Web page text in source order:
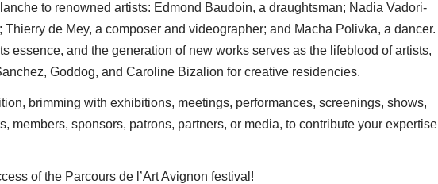
to renowned artists: Edmond Baudoin, a draughtsman; Nadia Vadori-
de Mey, a composer and videographer; and Macha Polivka, a dancer.
essence, and the generation of new works serves as the lifeblood of artists,
Goddog, and Caroline Bizalion for creative residencies.
brimming with exhibitions, meetings, performances, screenings, shows,
members, sponsors, patrons, partners, or media, to contribute your expertise
of the Parcours de l’Art Avignon festival!